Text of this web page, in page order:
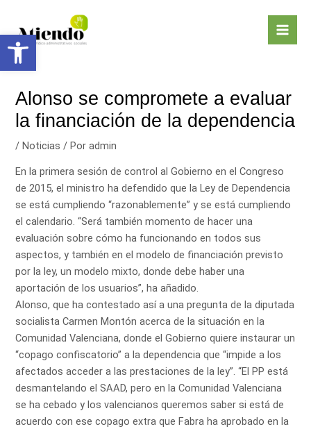
Abrir barra de herramientas
contenido
Alonso se compromete a evaluar
la financiación de la dependencia
/Noticias / Poradmin
En la primera sesión de control al Gobierno en el Congreso
de 2015, el ministro ha defendido que la Ley de Dependencia
se está cumpliendo “razonablemente” y se está cumpliendo
el calendario. “Será también momento de hacer una
evaluación sobre cómo ha funcionando en todos sus
aspectos, y también en el modelo de financiación previsto
por la ley, un modelo mixto, donde debe haber una
aportación de los usuarios”, ha añadido.
Alonso, que ha contestado así a una pregunta de la diputada
socialista Carmen Montón acerca de la situación en la
Comunidad Valenciana, donde el Gobierno quiere instaurar un
“copago confiscatorio” a la dependencia que “impide a los
afectados acceder a las prestaciones de la ley”. “El PP está
desmantelando el SAAD, pero en la Comunidad Valenciana
se ha cebado y los valencianos queremos saber si está de
acuerdo con ese copago extra que Fabra ha aprobado en la
entradas